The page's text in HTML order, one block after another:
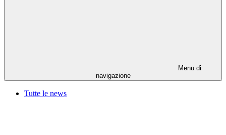
Menu di
navigazione
Tutte le news